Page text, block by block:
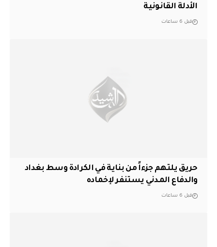
الأدلة القانونية
قبل 6 ساعات
حريق يلتهم جزءاً من بناية في الكرادة وسط بغداد
والدفاع المدني يستنفر لإخماده
قبل 6 ساعات